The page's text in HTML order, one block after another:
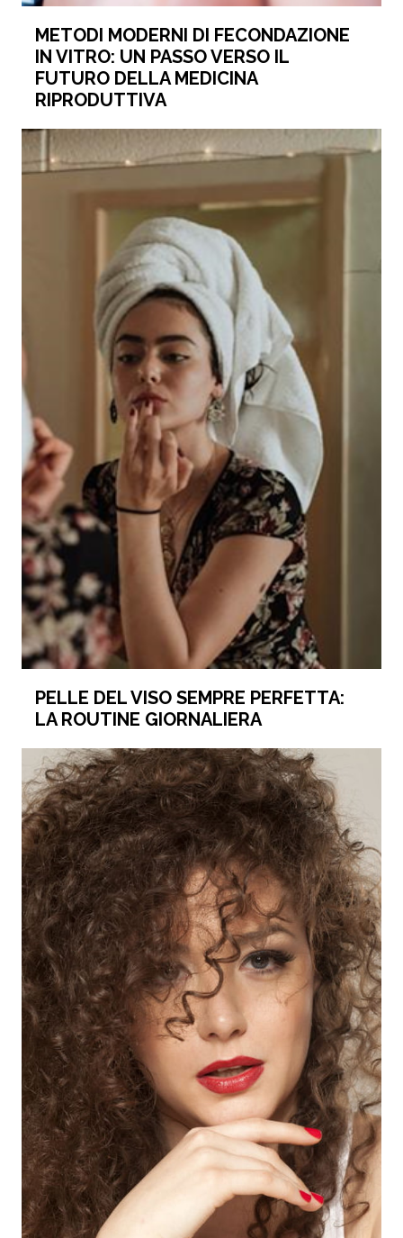
METODI MODERNI DI FECONDAZIONE
IN VITRO: UN PASSO VERSO IL
FUTURO DELLA MEDICINA
RIPRODUTTIVA
PELLE DEL VISO SEMPRE PERFETTA:
LA ROUTINE GIORNALIERA